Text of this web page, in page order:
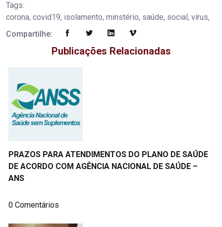
Tags:
corona, covid19, isolamento, minstério, saúde, social, vírus,
Compartilhe:
Publicações Relacionadas
PRAZOS PARA ATENDIMENTOS DO PLANO DE SAÚDE
DE ACORDO COM AGÊNCIA NACIONAL DE SAÚDE –
ANS
0 Comentários